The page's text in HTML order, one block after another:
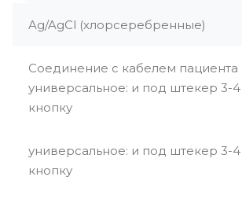
Ag/AgCl (хлорсеребренные)
Соединение с кабелем пациента
универсальное: и под штекер 3-
кнопку
универсальное: и под штекер 3-
кнопку